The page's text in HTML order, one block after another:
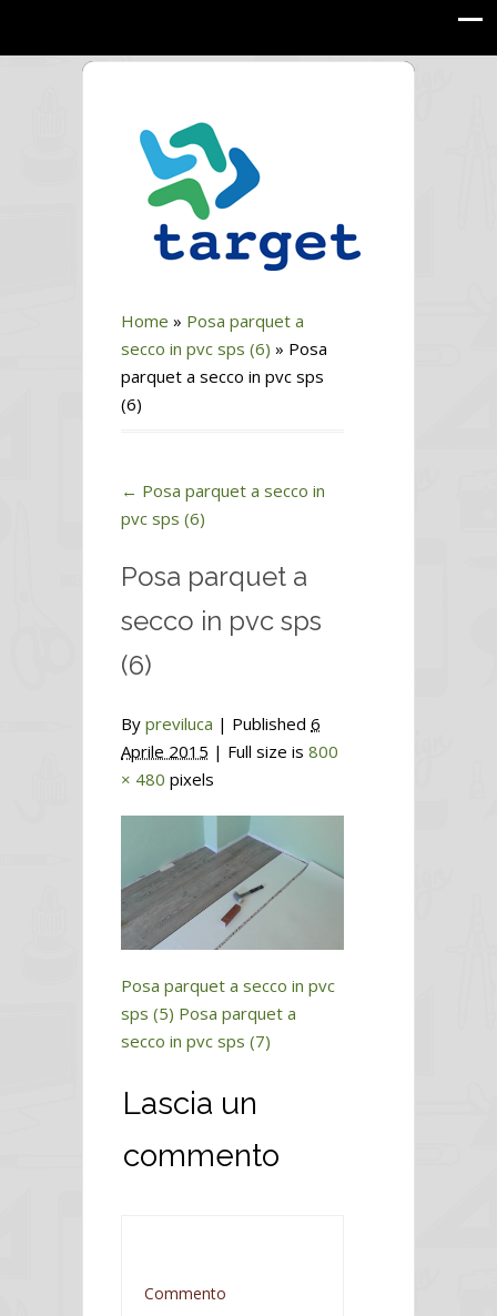
Home » Posa parquet a
secco in pvc sps (6) » Posa
parquet a secco in pvc sps
(6)
← Posa parquet a secco in
pvc sps (6)
Posa parquet a
secco in pvc sps
(6)
By previluca | Published 6
Aprile 2015 | Full size is 800
× 480 pixels
Posa parquet a secco in pvc
sps (5) Posa parquet a
secco in pvc sps (7)
Lascia un
commento
Commento